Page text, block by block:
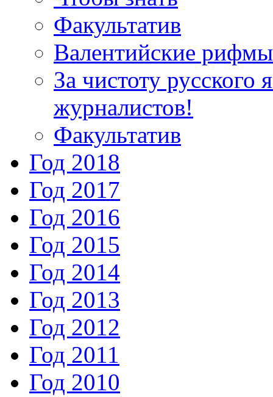
Факультатив
Валентийские рифмы
За чистоту русского
журналистов!
Факультатив
Год 2018
Год 2017
Год 2016
Год 2015
Год 2014
Год 2013
Год 2012
Год 2011
Год 2010